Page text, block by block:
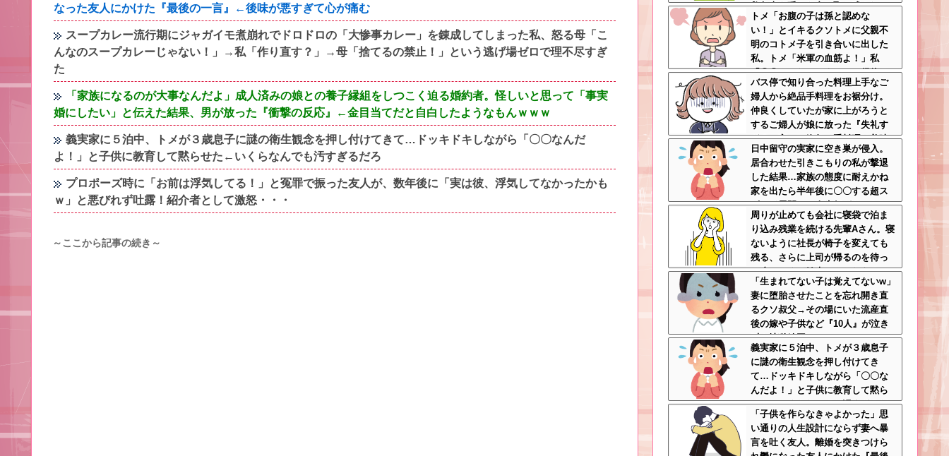
なった友人にかけた『最後の一言』←後味が悪すぎて心が痛む
スープカレー流行期にジャガイモ煮崩れでドロドロの「大惨事カレー」を錬成してしまった私、怒る母「こ
んなのスープカレーじゃない！」→私「作り直す？」→母「捨てるの禁止！」という逃げ場ゼロで理不尽すぎ
た
「家族になるのが大事なんだよ」成人済みの娘との養子縁組をしつこく迫る婚約者。怪しいと思って「事実
婚にしたい」と伝えた結果、男が放った『衝撃の反応』←金目当てだと自白したようなもんｗｗｗ
義実家に５泊中、トメが３歳息子に謎の衛生観念を押し付けてきて…ドッキドキしながら「〇〇なんだ
よ！」と子供に教育して黙らせた←いくらなんでも汚すぎるだろ
プロポーズ時に「お前は浮気してる！」と冤罪で振った友人が、数年後に「実は彼、浮気してなかったかも
ｗ」と悪びれず吐露！紹介者として激怒・・・
～ここから記事の続き～
救急車を呼ぶも犬と取り残され
て・・・
トメ「お腹の子は孫と認めな
い！」とイキるクソトメに父親不
明のコトメ子を引き合いに出した
私。トメ「米軍の血筋よ！」私
「〇〇じゃないですか」←得体の
知れない～はお前（コトメ）のと
ころだろｗ
バス停で知り合った料理上手なご
婦人から絶品手料理をお裾分け。
仲良くしていたが家に上がろうと
するご婦人が娘に放った『失礼す
ぎる一言』に絶句←手料理は美味
しかったのに性格クセ強すぎ
日中留守の実家に空き巣が侵入。
居合わせた引きこもりの私が撃退
した結果…家族の態度に耐えかね
家を出たら半年後に〇〇する超ス
ピード展開へ←人生何がきっかけ
で好転するか分からない
周りが止めても会社に寝袋で泊ま
り込み残業を続ける先輩Aさん。寝
ないように社長が椅子を変えても
残る、さらに上司が帰るのを待っ
て戻ってくる始末…そんなある
日、出社すると社内が騒然として
いて・・・
「生まれてない子は覚えてないw」
妻に堕胎させたことを忘れ開き直
るクソ叔父→その場にいた流産直
後の嫁や子供など『10人』が泣き
叫ぶ地獄絵図へ
義実家に５泊中、トメが３歳息子
に謎の衛生観念を押し付けてき
て…ドッキドキしながら「〇〇な
んだよ！」と子供に教育して黙ら
せた←いくらなんでも汚すぎるだ
「子供を作らなきゃよかった」思
い通りの人生設計にならず妻へ暴
言を吐く友人。離婚を突きつけら